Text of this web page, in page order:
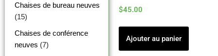
Chaises de bureau neuves
(15)
Chaises de conférence
neuves (7)
$45.00
Ajouter au panier